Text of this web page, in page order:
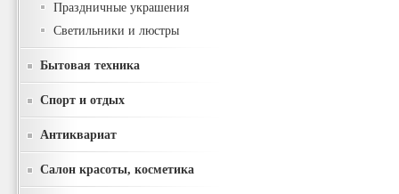
Праздничные украшения
Светильники и люстры
Бытовая техника
Спорт и отдых
Антиквариат
Салон красоты, косметика